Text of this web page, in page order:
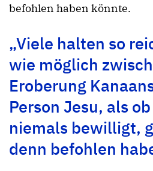
befohlen haben könnte.
„Viele halten so
wie möglich
Eroberung
Person Jesu, als
niemals bewilligt,
denn befohlen